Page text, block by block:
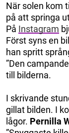
När solen kom
på att springa
På Instagram
Först syns en
han spritt
”Den
till bilderna.
I skrivande
gillat bilden. I
lågor. Pernilla